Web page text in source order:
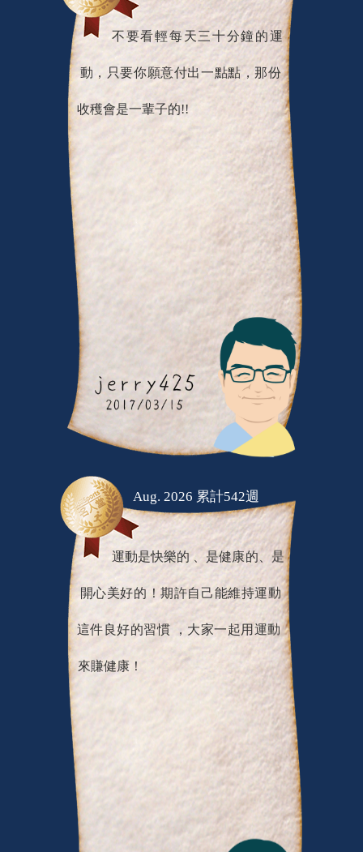
不要看輕每天三十分鐘的運
動，只要你願意付出一點點，那份
收穫會是一輩子的!!
Aug. 2026 累計542週
運動是快樂的 、是健康的、是
開心美好的！期許自己能維持運動
這件良好的習慣 ，大家一起用運動